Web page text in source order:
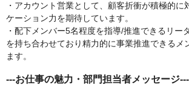
・アカウント営業として、顧客折衝が積極的に
ケーション力を期待しています。
・配下メンバー5名程度を指導/推進できるリー
を持ち合わせており精力的に事業推進できるメ
ます。
---お仕事の魅力・部門担当者メッセージ---